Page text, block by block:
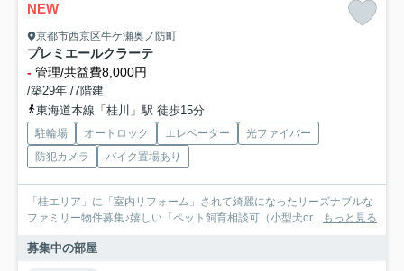
NEW
京都市西京区牛ケ瀬奥ノ防町
プレミエールクラーテ
- 管理/共益費8,000円
/築29年 /7階建
東海道本線「桂川」駅 徒歩15分
駐輪場 オートロック エレベーター
光ファイバー
防犯カメラ
バイク置場あり
「桂エリア」に「室内リフォーム」されて綺麗になったリーズナブルな
ファミリー物件募集♪嬉しい「ペット飼育相談可（小型犬or... もっと見る
募集中の部屋